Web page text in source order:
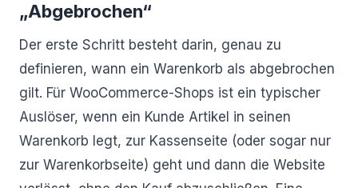
„Abgebrochen“
Der erste Schritt besteht darin, genau zu
definieren, wann ein Warenkorb als abgebrochen
gilt. Für WooCommerce-Shops ist ein typischer
Auslöser, wenn ein Kunde Artikel in seinen
Warenkorb legt, zur Kassenseite (oder sogar nur
zur Warenkorbseite) geht und dann die Website